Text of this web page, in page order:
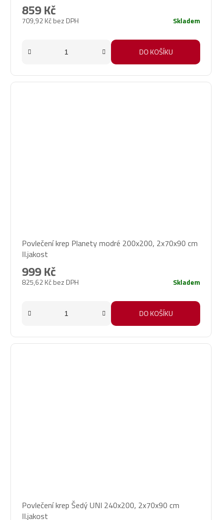
709,92 Kč bez DPH
859 Kč
Skladem
DO KOŠÍKU
Povlečení krep Planety modré 200x200, 2x70x90 cm
II.jakost
825,62 Kč bez DPH
999 Kč
Skladem
DO KOŠÍKU
Povlečení krep Šedý UNI 240x200, 2x70x90 cm
II.jakost